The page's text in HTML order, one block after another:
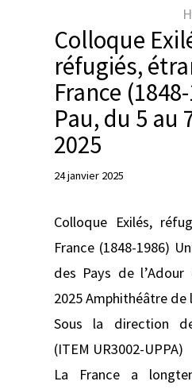
Colloque
réfugiés,
France
Pau, du 5 au
2025
24 janvier 2025
Colloque Exilés,
France (1848-1986)
des Pays de
2025 Amphithéâtre de
Sous la direction
(ITEM UR3002-UPPA)
La France a